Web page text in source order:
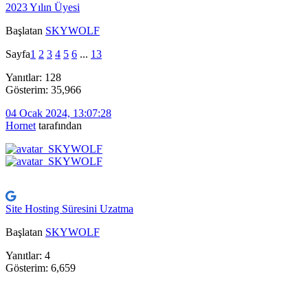
2023 Yılın Üyesi
Başlatan SKYWOLF
Sayfa1 2 3 4 5 6 ... 13
Yanıtlar: 128
Gösterim: 35,966
04 Ocak 2024, 13:07:28
Hornet tarafından
Site Hosting Süresini Uzatma
Başlatan SKYWOLF
Yanıtlar: 4
Gösterim: 6,659